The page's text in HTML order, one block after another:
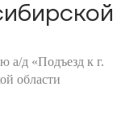
а/д «Подъезд к г.
области